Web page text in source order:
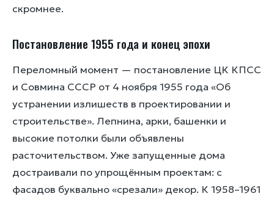
скромнее.
Постановление 1955 года и конец эпохи
Переломный момент — постановление ЦК КПСС
и Совмина СССР от 4 ноября 1955 года «Об
устранении излишеств в проектировании и
строительстве». Лепнина, арки, башенки и
высокие потолки были объявлены
расточительством. Уже запущенные дома
достраивали по упрощённым проектам: с
фасадов буквально «срезали» декор. К 1958–1961